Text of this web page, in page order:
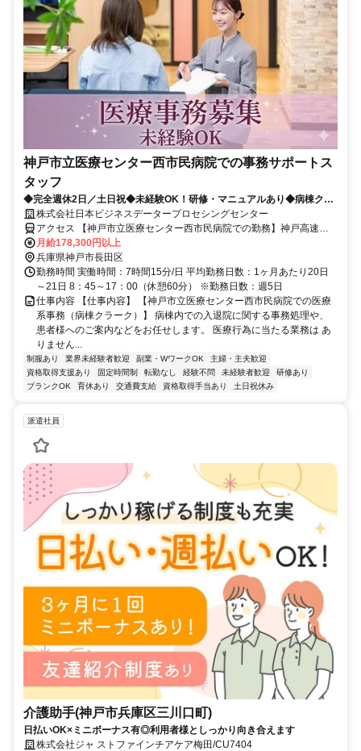
神戸市立医療センター西市民病院での事務サポートス
タッフ
◆完全週休2日／土日祝◆未経験OK！研修・マニュアルあり◆病棟クラ
ーク経験者歓迎
株式会社日本ビジネスデータープロセシングセンター
アクセス 【神戸市立医療センター西市民病院での勤務】神戸高速鉄
道「高速長田駅」より徒歩約8分／JR「兵庫駅」、神戸高速鉄道「大
開駅」より徒歩約10分
月給178,300円以上
兵庫県神戸市長田区
勤務時間 実働時間：7時間15分/日 平均勤務日数：1ヶ月あたり20日
～21日 8：45～17：00（休憩60分） ※勤務日数：週5日
仕事内容 【仕事内容】 【神戸市立医療センター西市民病院での医療
系事務（病棟クラーク）】 病棟内での入退院に関する事務処理や、
患者様へのご案内などをお任せします。 医療行為に当たる業務は あ
りません...
制服あり 業界未経験者歓迎 副業・WワークOK
主婦・主夫歓迎
資格取得支援あり
固定時間制 転勤なし 経験不問 未経験者歓迎
研修あり
ブランクOK
育休あり 交通費支給 資格取得手当あり 土日祝休み
派遣社員
介護助手(神戸市兵庫区三川口町)
日払いOK×ミニボーナス有◎利用者様としっかり向き合えます
株式会社ジャ ストファインチアケア梅田/CU7404